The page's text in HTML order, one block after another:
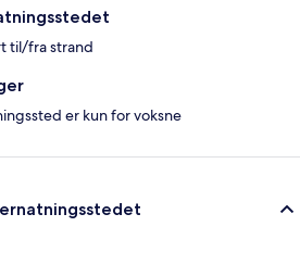
til/fra strand
er kun for voksne